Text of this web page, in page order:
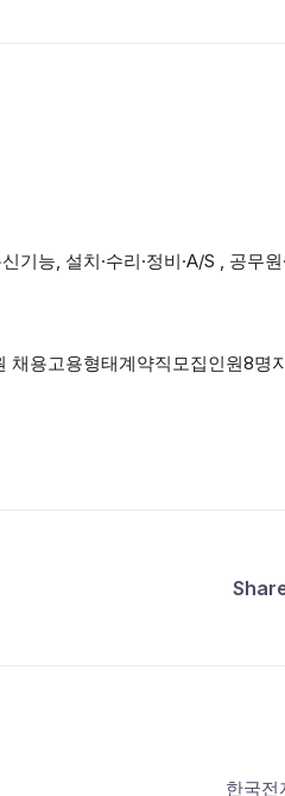
기능, 설치·수리·정비·A/S , 공무원
채용고용형태계약직모집인원8명
한국전